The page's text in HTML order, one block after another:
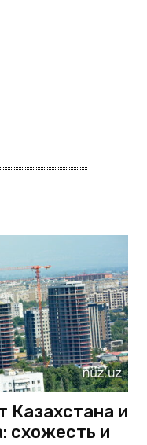
Казахстана и
схожесть и